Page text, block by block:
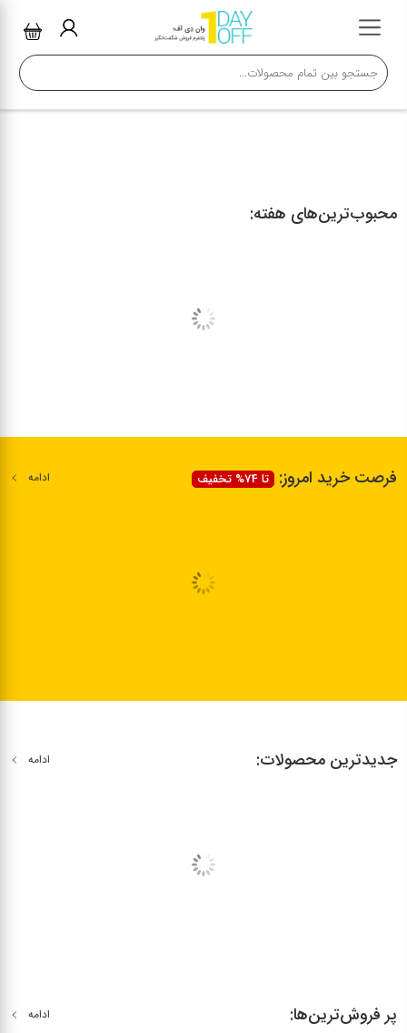
محبوب‌ترین‌های هفته:
فرصت خرید امروز: تا 74% تخفیف ادامه
جدیدترین محصولات: ادامه
پر فروش‌ترین‌ها: ادامه